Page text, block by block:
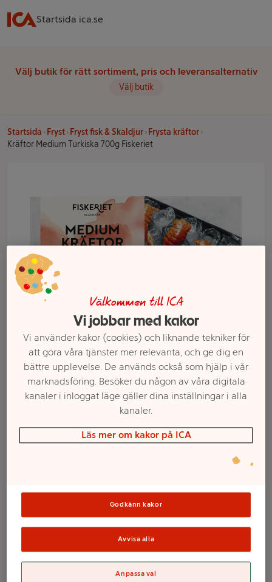
Startsida ica.se
Välj butik för rätt sortiment, pris och leveransalternativ
Välj butik
Startsida Fryst Fryst fisk & Skaldjur
Frysta kräftor
Kräftor Medium Turkiska 700g Fiskeriet
Kräftor Medium
Turkiska 700g
Välj butik och handla
Välkommen till ICA
Vi jobbar med kakor
Vi använder kakor (cookies) och liknande tekniker för
att göra våra tjänster mer relevanta, och ge dig en
bättre upplevelse. De används också som hjälp i vår
marknadsföring. Besöker du någon av våra digitala
kanaler i inloggat läge gäller dina inställningar i alla
kanaler.
Läs mer om kakor på ICA
Godkänn kakor
Avvisa alla
Anpassa val